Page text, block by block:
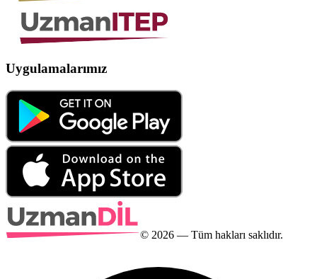
Uygulamalarımız
© 2026 — Tüm hakları saklıdır.